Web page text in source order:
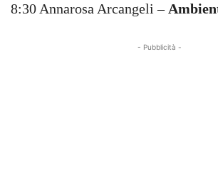
8:30 Annarosa Arcangeli –
- Pubblicità -